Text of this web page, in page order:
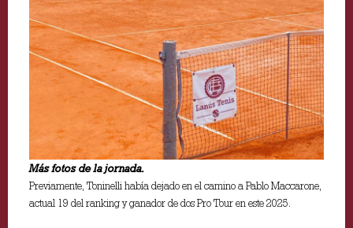
Más fotos de la jornada.
Previamente, Toninelli había dejado en el camino a Pablo Maccarone,
actual 19 del ranking y ganador de dos Pro Tour en este 2025.